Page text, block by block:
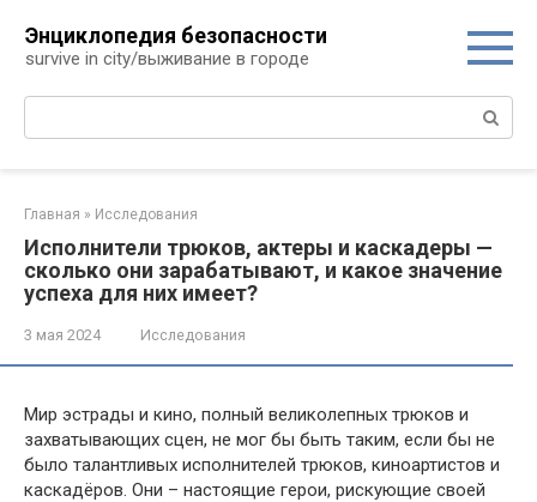
контенту
Энциклопедия безопасности
survive in city/выживание в городе
Поиск:
Главная » Исследования
Исполнители трюков, актеры и каскадеры —
сколько они зарабатывают, и какое значение
успеха для них имеет?
3 мая 2024 Исследования
Мир эстрады и кино, полный великолепных трюков и
захватывающих сцен, не мог бы быть таким, если бы не
было талантливых исполнителей трюков, киноартистов и
каскадёров. Они – настоящие герои, рискующие своей